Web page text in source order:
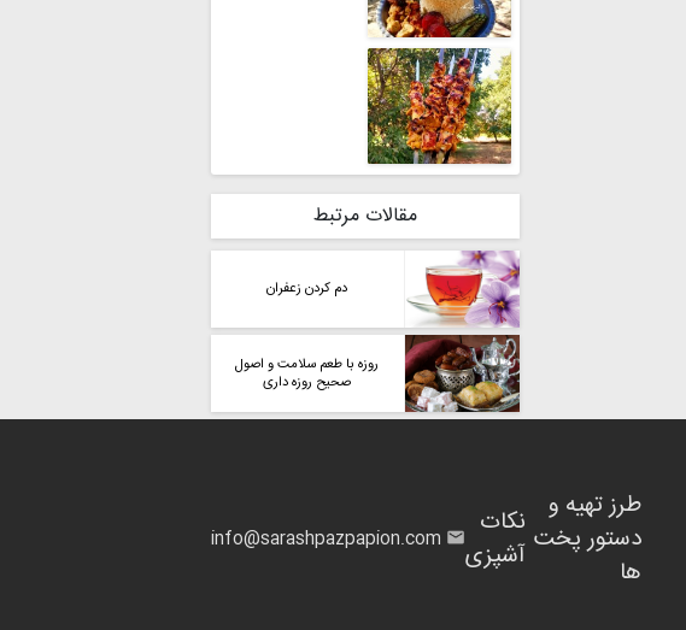
مقالات مرتبط
دم کردن زعفران
روزه با طعم سلامت و اصول
صحیح روزه داری
طرز تهیه و
دستور پخت
ها
نکات
آشپزی
info@sarashpazpapion.com